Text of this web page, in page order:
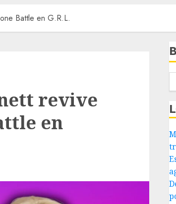
Battle en G.R.L.
revive
en